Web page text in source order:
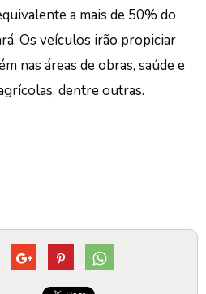
a mais de 50% do
Os veículos irão propiciar
nas áreas de obras, saúde e
dentre outras.